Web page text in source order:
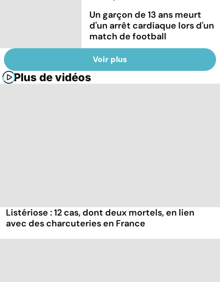
Un garçon de 13 ans meurt
d'un arrêt cardiaque lors d'un
match de football
Voir plus
Plus de vidéos
Listériose : 12 cas, dont deux mortels, en lien
avec des charcuteries en France